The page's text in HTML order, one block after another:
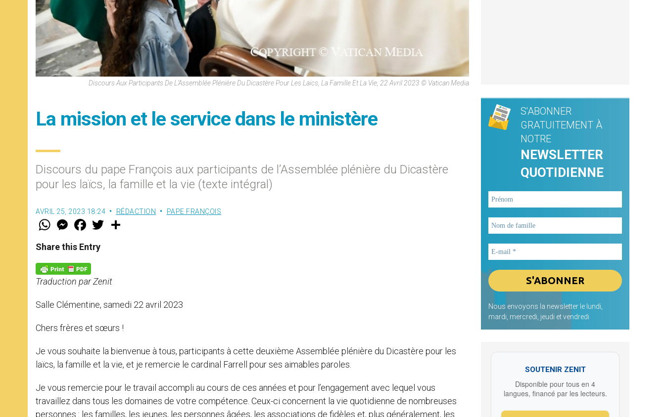
Discours Aux Participants De L’Assemblée Plénière Du Dicastère Pour Les Laïcs, La Famille Et La Vie, 22 Avril 2023 © Vatican Media
La mission et le service dans le ministère
Discours du pape François aux participants de l’Assemblée plénière du Dicastère
pour les laïcs, la famille et la vie (texte intégral)
AVRIL 25, 2023 18:24 RÉDACTION PAPE FRANÇOIS
W
t
s
p
p
M
e
s
e
g
e
r
F
a
e
b
o
k
w
Share this Entry
Traduction par Zenit
Salle Clémentine, samedi 22 avril 2023
Chers frères et sœurs !
Je vous souhaite la bienvenue à tous, participants à cette deuxième Assemblée plénière du Dicastère pour les
laïcs, la famille et la vie, et je remercie le cardinal Farrell pour ses aimables paroles.
Je vous remercie pour le travail accompli au cours de ces années et pour l’engagement avec lequel vous
travaillez dans tous les domaines de votre compétence. Ceux-ci concernent la vie quotidienne de nombreuses
personnes : les familles, les jeunes, les personnes âgées, les associations de fidèles et, plus généralement, les
S'ABONNER
GRATUITEMENT À
NOTRE
NEWSLETTER
QUOTIDIENNE
Nous envoyons la newsletter le lundi,
mardi, mercredi, jeudi et vendredi
SOUTENIR ZENIT
Disponible pour tous en 4
langues, financé par les lecteurs.